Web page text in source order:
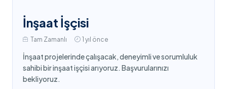
İnşaat İşçisi
Tam Zamanlı 1 yıl önce
İnşaat projelerinde çalışacak, deneyimli ve sorumluluk
sahibi bir inşaat işçisi arıyoruz. Başvurularınızı
bekliyoruz.